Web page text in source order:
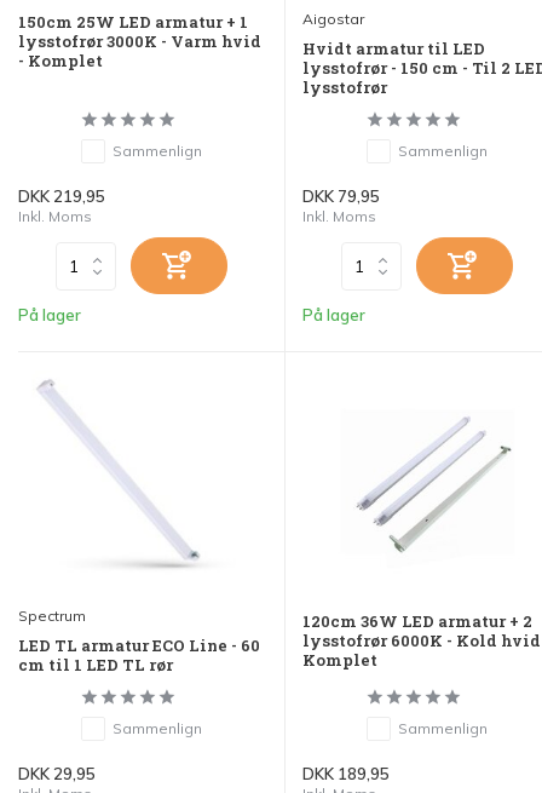
150cm 25W LED armatur + 1
lysstofrør 3000K - Varm hvid
- Komplet
Sammenlign
DKK 219,95
Inkl. Moms
På lager
Aigostar
Hvidt armatur til LED
lysstofrør - 150 cm - Til 2
lysstofrør
Sammenlign
DKK 79,95
Inkl. Moms
På lager
Spectrum
LED TL armatur ECO Line - 60
cm til 1 LED TL rør
Sammenlign
DKK 29,95
120cm 36W LED armatur + 2
lysstofrør 6000K - Kold
Komplet
Sammenlign
DKK 189,95